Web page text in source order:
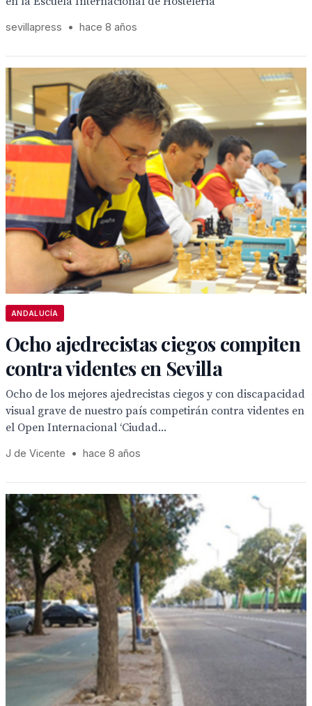
sevillapress • hace 8 años
ANDALUCÍA
Ocho ajedrecistas ciegos compiten
contra videntes en Sevilla
Ocho de los mejores ajedrecistas ciegos y con discapacidad
visual grave de nuestro país competirán contra videntes en
el Open Internacional ‘Ciudad...
J de Vicente • hace 8 años